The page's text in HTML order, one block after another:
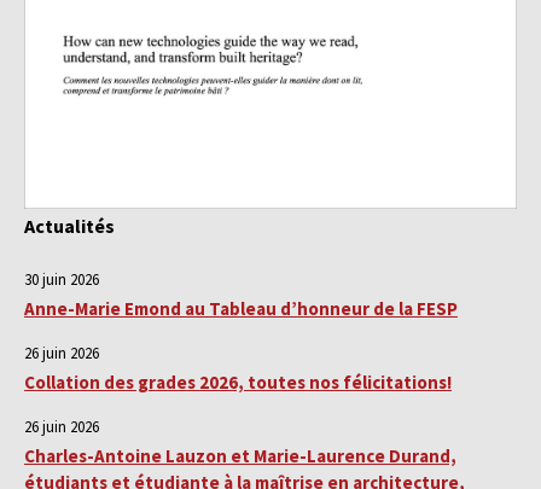
Actualités
30 juin 2026
Anne-Marie Emond au Tableau d’honneur de la FESP
26 juin 2026
Collation des grades 2026, toutes nos félicitations!
26 juin 2026
Charles-Antoine Lauzon et Marie-Laurence Durand,
étudiants et étudiante à la maîtrise en architecture,